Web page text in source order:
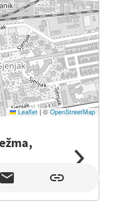
Leaflet |©OpenStreetMap